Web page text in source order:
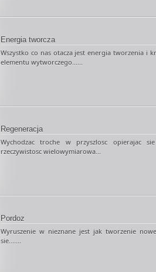
Energia tworcza
Wszystko co nas otacza jest energia tworzenia i
elementu wytworczego......
Regeneracja
Wychodzac troche w przyszlosc opierajac
rzeczywistosc wielowymiarowa...
Pordoz
Wyruszenie w nieznane jest jak tworzenie
sie.......